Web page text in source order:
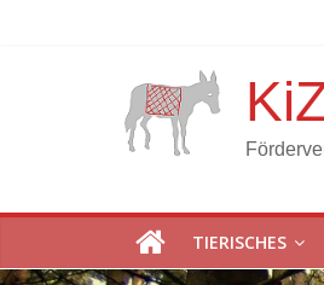
TIERISCHES